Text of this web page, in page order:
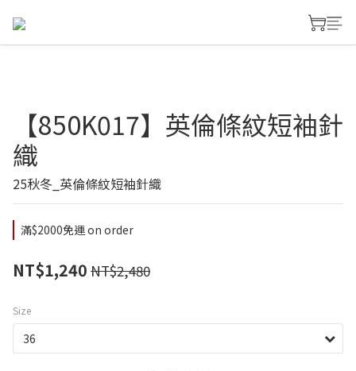
【850K017】英倫條紋短袖針
織
25秋冬_英倫條紋短袖針織
滿$2000免運 on order
NT$1,240 NT$2,480
Size